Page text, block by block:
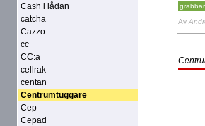
Cash i lådan
catcha
Cazzo
cc
CC:a
cellrak
centan
Centrumtuggare
Cep
Cepad
Av